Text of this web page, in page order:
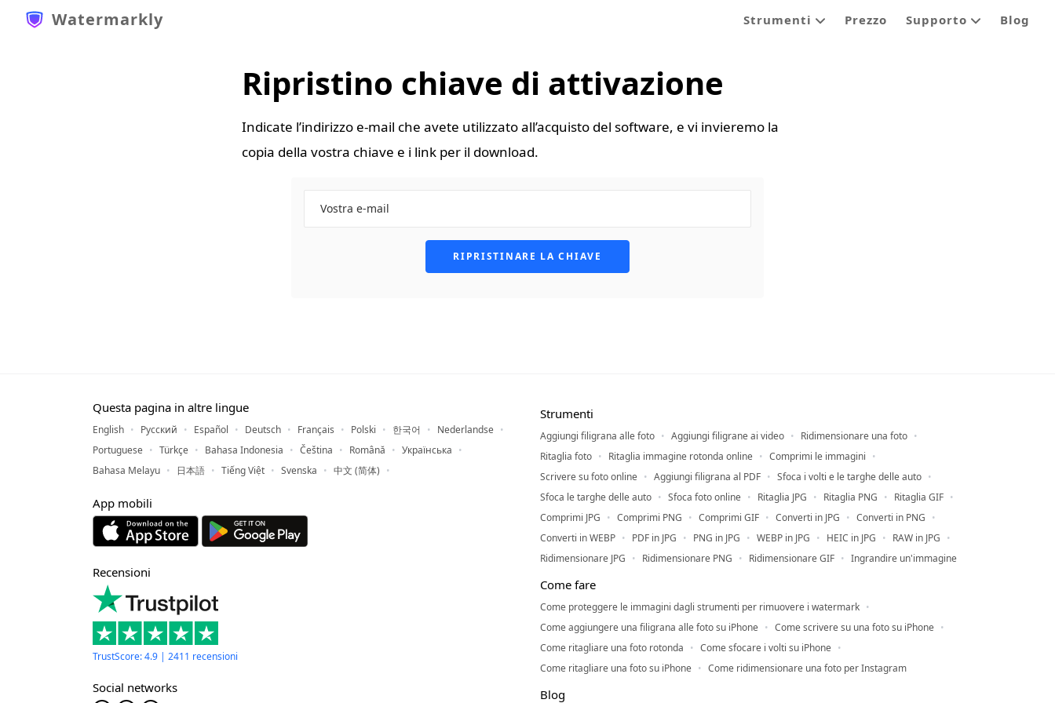
Watermarkly Strumenti Prezzo Supporto Blog
Ripristino chiave di attivazione
Indicate l’indirizzo e-mail che avete utilizzato all’acquisto del software, e vi invieremo la
copia della vostra chiave e i link per il download.
RIPRISTINARE LA CHIAVE
Questa pagina in altre lingue
English Русский Español Deutsch Français Polski 한국어
Nederlandse
Portuguese
Türkçe Bahasa Indonesia Čeština Română
Українська
Bahasa Melayu
日本語 Tiếng Việt Svenska 中文 (简体)
App mobili
Recensioni
TrustScore: 4.9 | 2411 recensioni
Social networks
Strumenti
Aggiungi filigrana alle foto Aggiungi filigrane ai video
Ridimensionare una foto
Ritaglia foto
Ritaglia immagine rotonda online
Comprimi le immagini
Scrivere su foto online
Aggiungi filigrana al PDF
Sfoca i volti e le targhe delle auto
Sfoca le targhe delle auto
Sfoca foto online Ritaglia JPG Ritaglia PNG
Ritaglia GIF
Comprimi JPG
Comprimi PNG Comprimi GIF Converti in JPG
Converti in PNG
Converti in WEBP
PDF in JPG PNG in JPG WEBP in JPG HEIC in JPG
RAW in JPG
Ridimensionare JPG
Ridimensionare PNG Ridimensionare GIF Ingrandire un'immagine
Come fare
Come proteggere le immagini dagli strumenti per rimuovere i watermark
Come aggiungere una filigrana alle foto su iPhone
Come scrivere su una foto su iPhone
Come ritagliare una foto rotonda
Come sfocare i volti su iPhone
Come ritagliare una foto su iPhone
Come ridimensionare una foto per Instagram
Blog